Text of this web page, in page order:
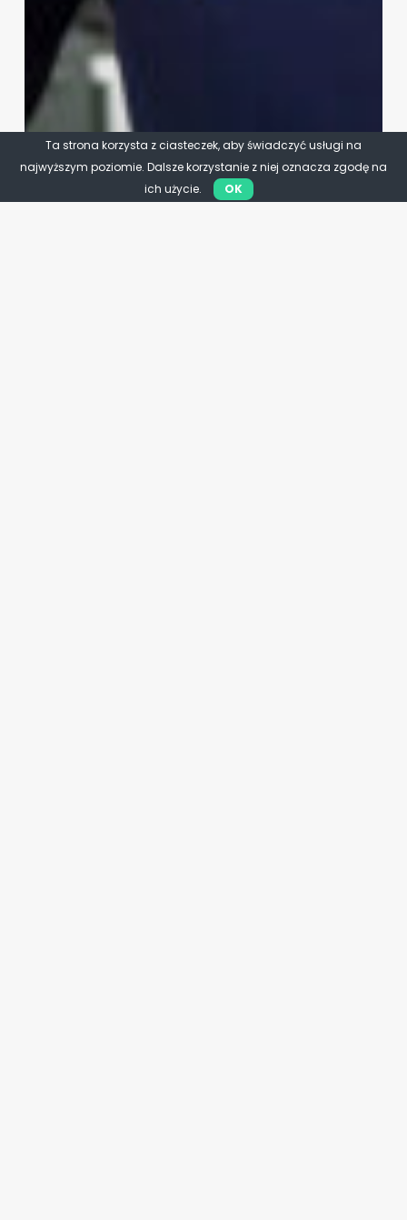
Ta strona korzysta z ciasteczek, aby świadczyć usługi na
najwyższym poziomie. Dalsze korzystanie z niej oznacza zgodę na
ich użycie.
OK